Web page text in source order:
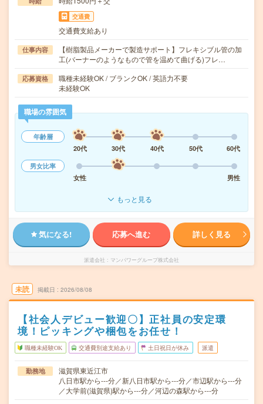
交通費
交通費支給あり
仕事内容
【樹脂製品メーカーで製造サポート】フレキシブル管の加
工(バーナーのようなもので管を温めて曲げる)フレ…
応募資格
職種未経験OK / ブランクOK / 英語力不要
未経験OK
職場の雰囲気
年齢層
20代
30代 40代 50代
60代
男女比率
女性
男性
もっと見る
気になる! 応募へ進む 詳しく見る
派遣会社 マンパワーグループ株式会社
未読 掲載日 2026/08/08
【社会人デビュー歓迎〇】正社員の安定環
境！ピッキングや梱包をお任せ！
職種未経験OK 交通費別途支給あり 土日祝日が休み 派遣
勤務地
滋賀県東近江市
八日市駅から---分／新八日市駅から---分／市辺駅から---分
／大学前(滋賀県)駅から---分／河辺の森駅から---分